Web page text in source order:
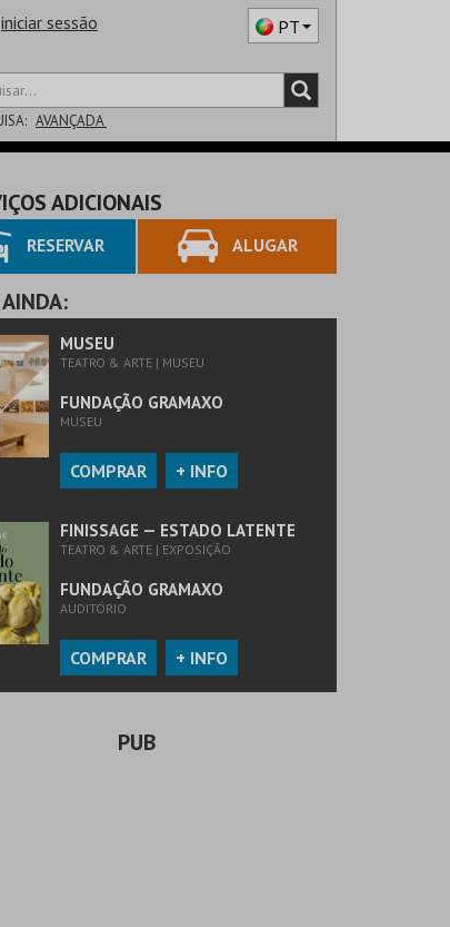
iniciar sessão PT
AVANÇADA
ADICIONAIS
RESERVAR ALUGAR
MUSEU
TEATRO & ARTE | MUSEU
FUNDAÇÃO GRAMAXO
MUSEU
COMPRAR + INFO
FINISSAGE — ESTADO LATENTE
TEATRO & ARTE | EXPOSIÇÃO
FUNDAÇÃO GRAMAXO
AUDITÓRIO
COMPRAR + INFO
PUB